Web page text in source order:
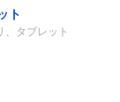
ト
、タブレット